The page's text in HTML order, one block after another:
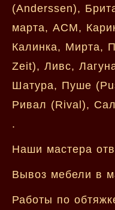
(Anderssen),
марта, АСМ,
Калинка, Мирта,
Zeit), Ливс,
Шатура, Пуше
Ривал (Rival),
.
Наши мастера
Вывоз мебели в
Работы по